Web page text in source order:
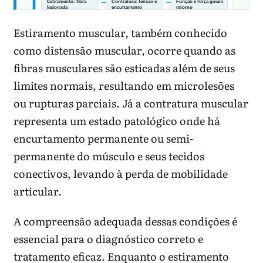
Voltar ao treino só porque a dor diminuiu
pode ser cedo demais.
Progressão segura reduz recaída.
Estiramento muscular, também conhecido
como distensão muscular, ocorre quando as
fibras musculares são esticadas além de seus
limites normais, resultando em microlesões
ou rupturas parciais. Já a contratura muscular
representa um estado patológico onde há
encurtamento permanente ou semi-
permanente do músculo e seus tecidos
conectivos, levando à perda de mobilidade
articular.
A compreensão adequada dessas condições é
essencial para o diagnóstico correto e
tratamento eficaz. Enquanto o estiramento